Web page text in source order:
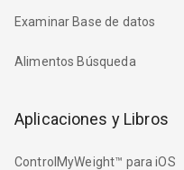
Examinar Base de datos
Alimentos Búsqueda
Aplicaciones y Libros
ControlMyWeight™ para iOS